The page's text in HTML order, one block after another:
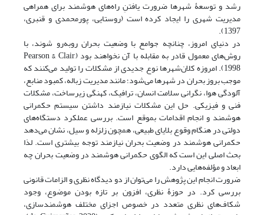
رشد و توسعۀ شهرها ضرورت یافتنِ راه‌های هوشمند برای همراهی
مدیریت شهری را ایجاد کرده است (روستایی، پورمحمدی و قنبری،
1397).
در دنیای امروز، چنانچه جوامع با وضعیت بحران روبه‌رو ‌شوند، با
روش‌های معمول قادر به مقابله با آن نخواهند بود (Pearson & Clair,
1998). امروزه کلان‌شهرها نوع جدیدی از مشکلات را تولید می‌کنند که
موجب بروز بحران در شهرها می‌شود؛ مانند مدیریت زباله، کمبود منابع،
آلودگی هوا، نگرانی سلامت انسان، ترافیک، کهنگی زیرساخت، مشکلات
فنی و فیزیکی. حل این مشکلات نیازمند داشتن سیستم حکمرانی
هوشمند و انجام اقدامات بموقع است. بررسی عملکرد دستگاه‌های
دولتی در هنگام وقوع بلایای طبیعی، همچون زلزله و سیل، نشان می‌دهد
حکمرانی هوشمند در وضعیت بحران نیازمند توجه بیشتری است. لذا
بحث اصلی این است که الگوی حکمرانی هوشمند در وضعیت بحران چه
ابعاد و مؤلفه‌هایی دارد.
ضرورت انجام این پژوهش را می‌توان از دو دیدگاه نظری و الزامات قانونی
بررسی کرد. در حوزۀ نظری، افزون بر تازه بودن موضوع، وجود
شکاف‌های نظری متعدد در خصوص اجزای مختلف هوشمندسازی،